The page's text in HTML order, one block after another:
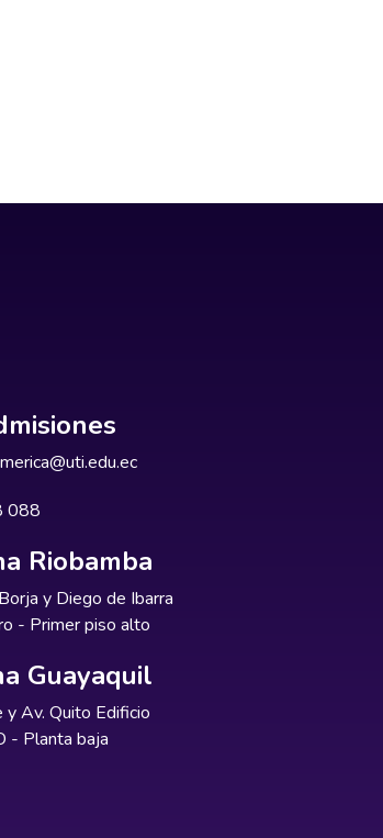
088
Riobamba
y Diego de Ibarra
- Primer piso alto
Guayaquil
Av. Quito Edificio
- Planta baja